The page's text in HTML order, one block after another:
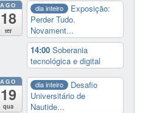
AGO
18
ter
dia inteiro
Exposição:
Perder Tudo.
Novament...
14:00Soberania
tecnológica e digital
AGO
19
qua
dia inteiro
Desafio
Universitário de
Nautide...